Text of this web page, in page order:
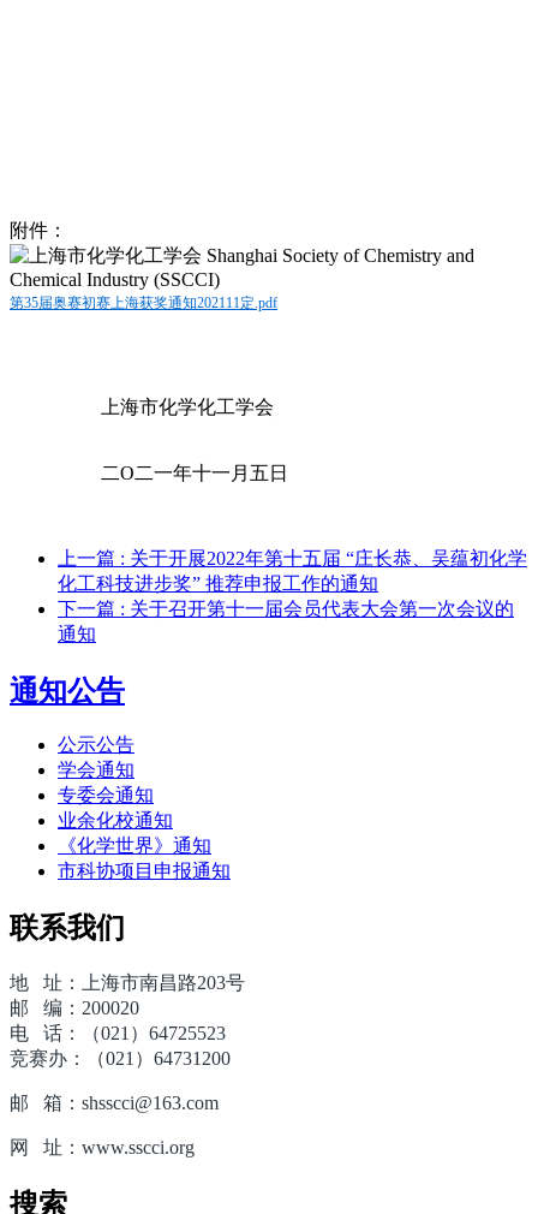
附件：
第35届奥赛初赛上海获奖通知202111定.pdf
上海市化学化工学会
二O二一年十一月五日
上一篇 : 关于开展2022年第十五届 “庄长恭、吴蕴初化学
化工科技进步奖” 推荐申报工作的通知
下一篇 : 关于召开第十一届会员代表大会第一次会议的
通知
通知公告
公示公告
学会通知
专委会通知
业余化校通知
《化学世界》通知
市科协项目申报通知
联系我们
地 址：上海市南昌路203号
邮 编：200020
电 话：（021）64725523
竞赛办：（021）64731200
邮 箱：shsscci@163.com
网 址：www.sscci.org
搜索